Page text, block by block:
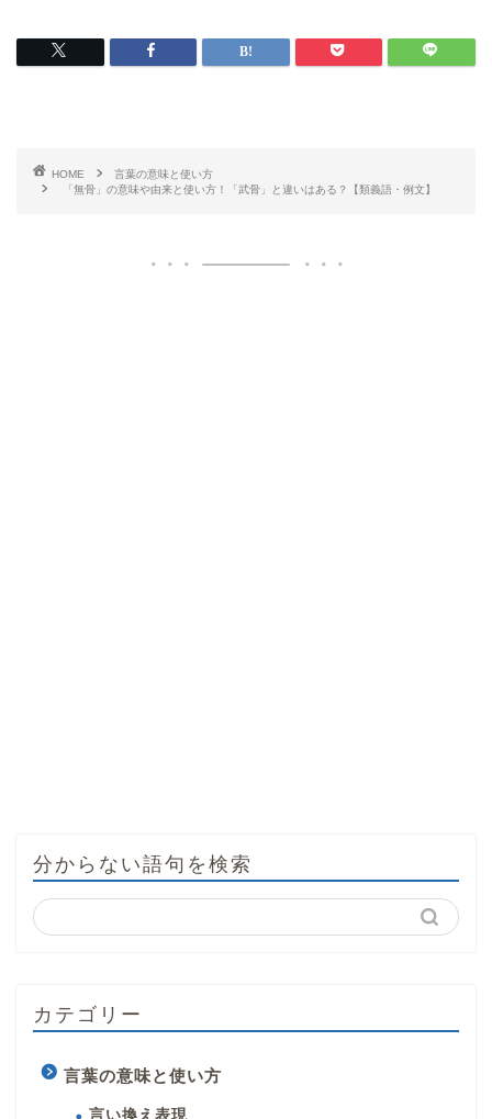
HOME
言葉の意味と使い方
「無骨」の意味や由来と使い方！「武骨」と違いはある？【類義語・例文】
分からない語句を検索
カテゴリー
言葉の意味と使い方
言い換え表現